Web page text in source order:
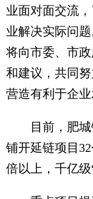
业面对面交流
业解决实际问
将向市委、市
和建议，共同
营造有利于企业
目前，肥城锂
铺开延链项目
倍以上，千亿级